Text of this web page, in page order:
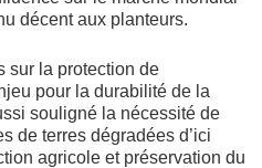
décent aux planteurs.
sur la protection de
pour la durabilité de la
souligné la nécessité de
de terres dégradées d’ici
agricole et préservation du